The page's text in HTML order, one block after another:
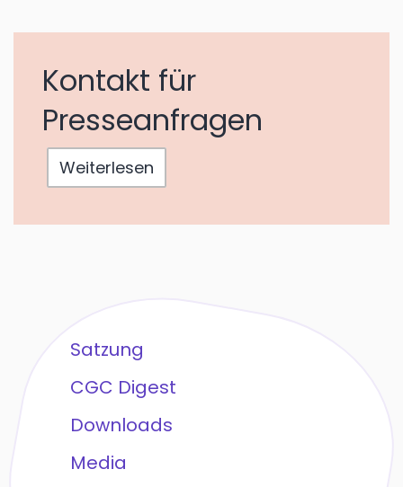
Kontakt für
Presseanfragen
Weiterlesen
Satzung
CGC Digest
Downloads
Media